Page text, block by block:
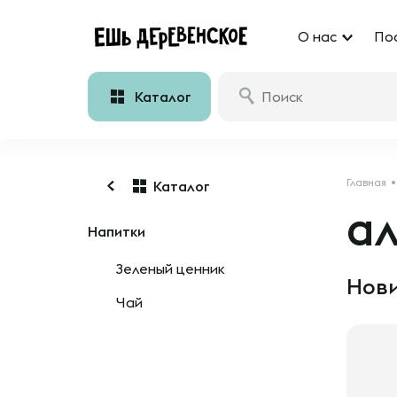
О нас
Каталог
Каталог
Напитки
Зеленый ценник
Чай
Главная